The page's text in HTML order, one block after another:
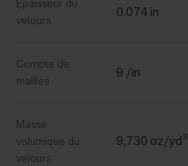
Épaisseur du
velours
0.074 in
Compte de
mailles
9 /in
Masse
volumique du
velours
9,730 oz/yd³